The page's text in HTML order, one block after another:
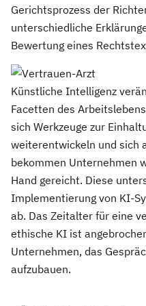
Gerichtsprozess der
unterschiedliche
Bewertung eines
Künstliche Intelligenz
Facetten des
sich Werkzeuge zur
weiterentwickeln und sich
bekommen Unternehmen
Hand gereicht. Diese
Implementierung von KI-
ab. Das Zeitalter für eine
ethische KI ist
Unternehmen, das
aufzubauen.